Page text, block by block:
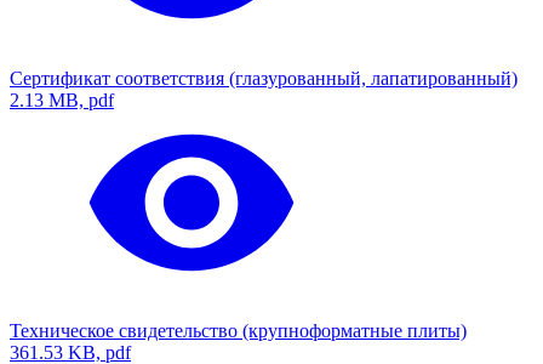
Сертификат соответствия (глазурованный, лапатированный)
2.13 MB, pdf
Техническое свидетельство (крупноформатные плиты)
361.53 KB, pdf